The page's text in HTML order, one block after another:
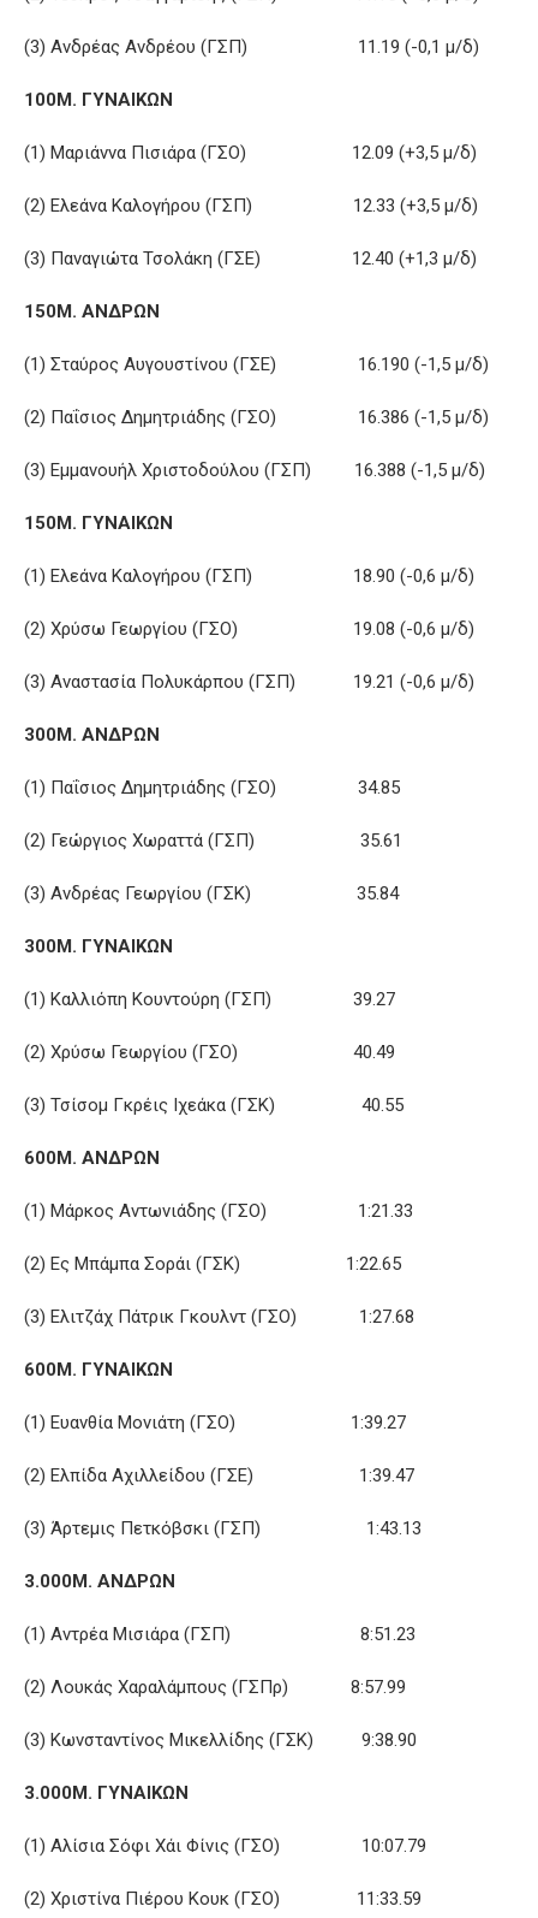
(3) Ανδρέας Ανδρέου (ΓΣΠ) 11.19 (-0,1 μ/δ)
100Μ. ΓΥΝΑΙΚΩΝ
(1) Μαριάννα Πισιάρα (ΓΣΟ) 12.09 (+3,5 μ/δ)
(2) Ελεάνα Καλογήρου (ΓΣΠ) 12.33 (+3,5 μ/δ)
(3) Παναγιώτα Τσολάκη (ΓΣΕ) 12.40 (+1,3 μ/δ)
150Μ. ΑΝΔΡΩΝ
(1) Σταύρος Αυγουστίνου (ΓΣΕ) 16.190 (-1,5 μ/δ)
(2) Παΐσιος Δημητριάδης (ΓΣΟ) 16.386 (-1,5 μ/δ)
(3) Εμμανουήλ Χριστοδούλου (ΓΣΠ) 16.388 (-1,5 μ/δ)
150Μ. ΓΥΝΑΙΚΩΝ
(1) Ελεάνα Καλογήρου (ΓΣΠ) 18.90 (-0,6 μ/δ)
(2) Χρύσω Γεωργίου (ΓΣΟ) 19.08 (-0,6 μ/δ)
(3) Αναστασία Πολυκάρπου (ΓΣΠ) 19.21 (-0,6 μ/δ)
300Μ. ΑΝΔΡΩΝ
(1) Παΐσιος Δημητριάδης (ΓΣΟ) 34.85
(2) Γεώργιος Χωραττά (ΓΣΠ) 35.61
(3) Ανδρέας Γεωργίου (ΓΣΚ) 35.84
300Μ. ΓΥΝΑΙΚΩΝ
(1) Καλλιόπη Κουντούρη (ΓΣΠ) 39.27
(2) Χρύσω Γεωργίου (ΓΣΟ) 40.49
(3) Τσίσομ Γκρέις Ιχεάκα (ΓΣΚ) 40.55
600Μ. ΑΝΔΡΩΝ
(1) Μάρκος Αντωνιάδης (ΓΣΟ) 1:21.33
(2) Ες Μπάμπα Σοράι (ΓΣΚ) 1:22.65
(3) Ελιτζάχ Πάτρικ Γκουλντ (ΓΣΟ) 1:27.68
600Μ. ΓΥΝΑΙΚΩΝ
(1) Ευανθία Μονιάτη (ΓΣΟ) 1:39.27
(2) Ελπίδα Αχιλλείδου (ΓΣΕ) 1:39.47
(3) Άρτεμις Πετκόβσκι (ΓΣΠ) 1:43.13
3.000Μ. ΑΝΔΡΩΝ
(1) Αντρέα Μισιάρα (ΓΣΠ) 8:51.23
(2) Λουκάς Χαραλάμπους (ΓΣΠρ) 8:57.99
(3) Κωνσταντίνος Μικελλίδης (ΓΣΚ) 9:38.90
3.000Μ. ΓΥΝΑΙΚΩΝ
(1) Αλίσια Σόφι Χάι Φίνις (ΓΣΟ) 10:07.79
(2) Χριστίνα Πιέρου Κουκ (ΓΣΟ) 11:33.59